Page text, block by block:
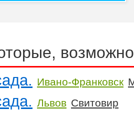
Ивано-Франковск
Львов Свитовир